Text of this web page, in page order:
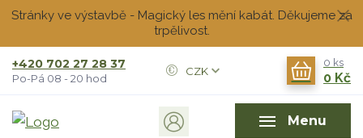
Stránky ve výstavbě - Magický les mění kabát. Děkujeme za
trpělivost.
Menu
CZK
+420 702 27 28 37
Po-Pá 08 - 20 hod
0 ks
0 Kč